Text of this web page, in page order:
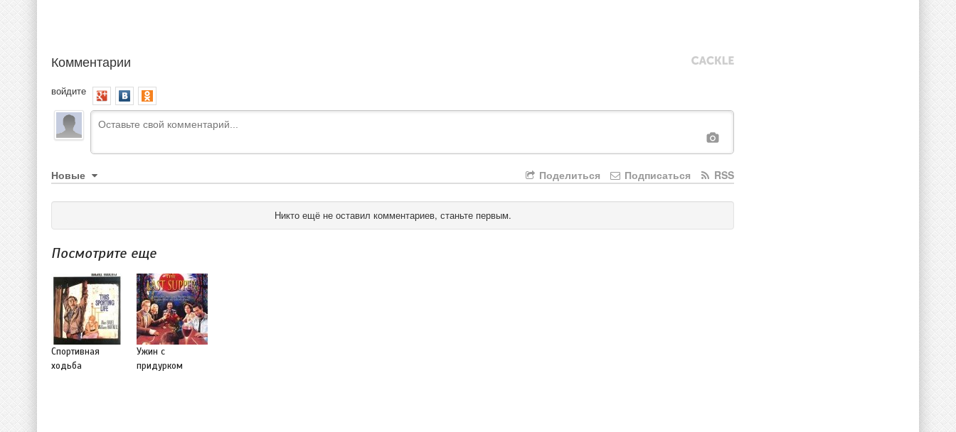
Комментарии
войдите
Новые RSS
Подписаться
Поделиться
Никто ещё не оставил комментариев, станьте первым.
Посмотрите еще
Спортивная
ходьба
Ужин с
придурком